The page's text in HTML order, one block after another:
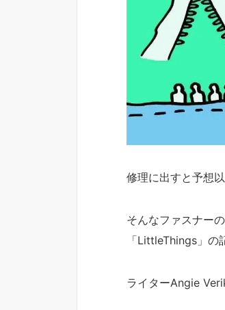
修理に出すと予想
そんなファスナーの
「LittleThings」の
ライターAngie